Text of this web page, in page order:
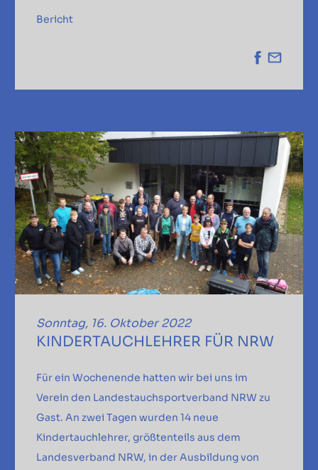
Bericht
Sonntag, 16. Oktober 2022
KINDERTAUCHLEHRER FÜR NRW
Für ein Wochenende hatten wir bei uns im
Verein den Landestauchsportverband NRW zu
Gast. An zwei Tagen wurden 14 neue
Kindertauchlehrer, größtenteils aus dem
Landesverband NRW, in der Ausbildung von